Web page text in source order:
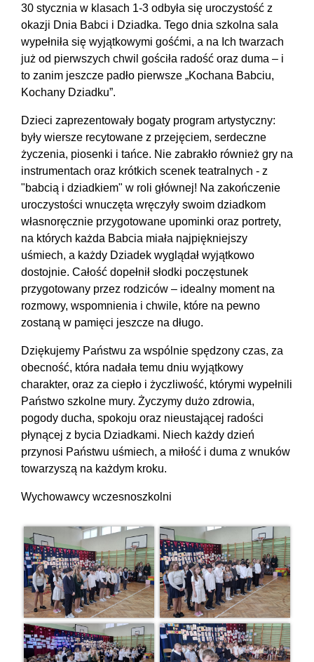
30 stycznia w klasach 1-3 odbyła się uroczystość z
okazji Dnia Babci i Dziadka. Tego dnia szkolna sala
wypełniła się wyjątkowymi gośćmi, a na Ich twarzach
już od pierwszych chwil gościła radość oraz duma – i
to zanim jeszcze padło pierwsze „Kochana Babciu,
Kochany Dziadku”.
Dzieci zaprezentowały bogaty program artystyczny:
były wiersze recytowane z przejęciem, serdeczne
życzenia, piosenki i tańce. Nie zabrakło również gry na
instrumentach oraz krótkich scenek teatralnych - z
"babcią i dziadkiem" w roli głównej! Na zakończenie
uroczystości wnuczęta wręczyły swoim dziadkom
własnoręcznie przygotowane upominki oraz portrety,
na których każda Babcia miała najpiękniejszy
uśmiech, a każdy Dziadek wyglądał wyjątkowo
dostojnie. Całość dopełnił słodki poczęstunek
przygotowany przez rodziców – idealny moment na
rozmowy, wspomnienia i chwile, które na pewno
zostaną w pamięci jeszcze na długo.
Dziękujemy Państwu za wspólnie spędzony czas, za
obecność, która nadała temu dniu wyjątkowy
charakter, oraz za ciepło i życzliwość, którymi wypełnili
Państwo szkolne mury. Życzymy dużo zdrowia,
pogody ducha, spokoju oraz nieustającej radości
płynącej z bycia Dziadkami. Niech każdy dzień
przynosi Państwu uśmiech, a miłość i duma z wnuków
towarzyszą na każdym kroku.
Wychowawcy wczesnoszkolni